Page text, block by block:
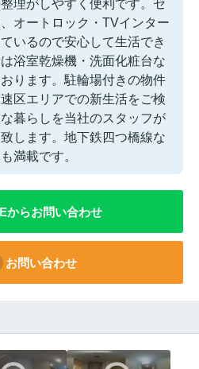
理がしやすく便利です。セ
オートロック・TVインター
いるので安心して生活でき
浴室乾燥機・洗面化粧台な
ります。駐輪場付きの物件
区エリアでの新生活をご検
暮らしを当社のスタッフが
します。地下鉄四つ橋線な
満載です。
からお問い合わせ
お問い合わせ